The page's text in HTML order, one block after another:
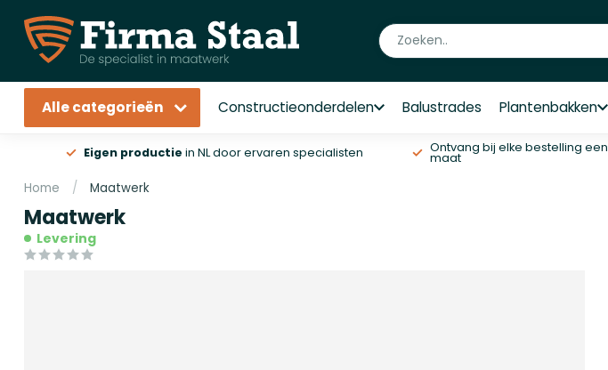
Alle categorieën Constructieonderdelen Balustrades Plantenbakken
Eigen productie in NL door ervaren specialisten Ontvang bij elke bestelling een
maat
Home / Maatwerk
Maatwerk
Levering